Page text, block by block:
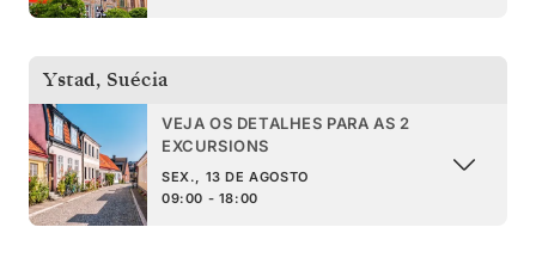
Ystad, Suécia
VEJA OS DETALHES PARA AS 2
EXCURSIONS
SEX., 13 DE AGOSTO
09:00 - 18:00